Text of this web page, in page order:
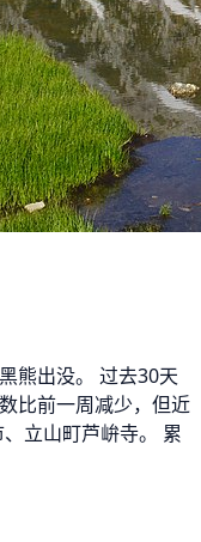
熊出没。 过去30天
比前一周减少，但近
立山町芦峅寺。 累